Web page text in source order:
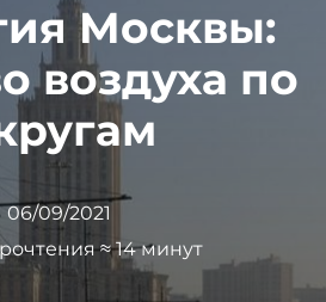
Москвы:
воздуха по
06/09/2021
≈ 14 минут